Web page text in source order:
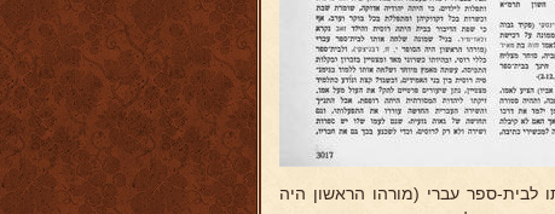
לבית-ספר עברי (מורהו הראשון היה